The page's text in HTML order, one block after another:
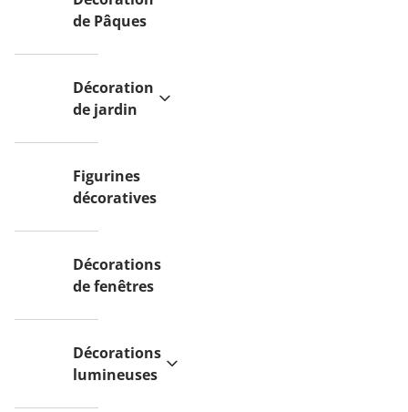
de Pâques
Décoration
de jardin
Figurines
décoratives
Décorations
de fenêtres
Décorations
lumineuses